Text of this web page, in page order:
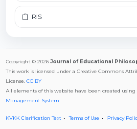
RIS
Copyright © 2026 Journal of Educational
This work is licensed under a Creative Commons
License. CC BY
All elements of this website have been created using
Management System.
KVKK Clarification Text Terms of Use Privacy